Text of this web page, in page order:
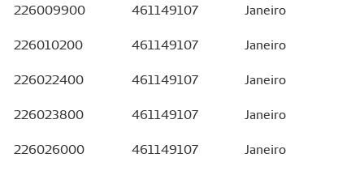
226009900 461149107 Janeiro
226010200 461149107 Janeiro
226022400 461149107 Janeiro
226023800 461149107 Janeiro
226026000 461149107 Janeiro